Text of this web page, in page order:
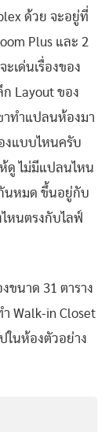
ด้วย จะอยู่ที่
Plus และ 2
เด่นเรื่องของ
Layout ของ
าทำแปลนห้องมา
งแบบไหนครับ
ห้ดู ไม่มีแปลนไหน
นหมด ขึ้นอยู่กับ
ไหนตรงกับไลฟ์
ขนาด 31 ตาราง
Walk-in Closet
ในห้องตัวอย่าง